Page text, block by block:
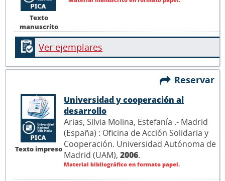
Texto
manuscrito
Ver ejemplares
Reservar
Texto impreso
Universidad y cooperación al
desarrollo
Arias, Silvia Molina, Estefanía .- Madrid
(España) : Oficina de Acción Solidaria y
Cooperación. Universidad Autónoma de
Madrid (UAM), 2006.
Material bibliográfico en formato papel.